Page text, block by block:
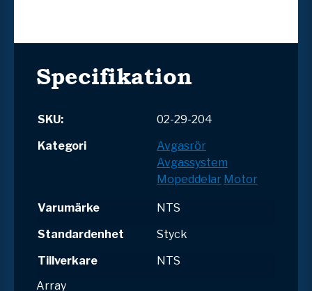
Specifikation
SKU:
02-29-204
Kategori
Avgasrör
Avgassystem
Mopeddelar Motor
Varumärke
NTS
Standardenhet
Styck
Tillverkare
NTS
Array